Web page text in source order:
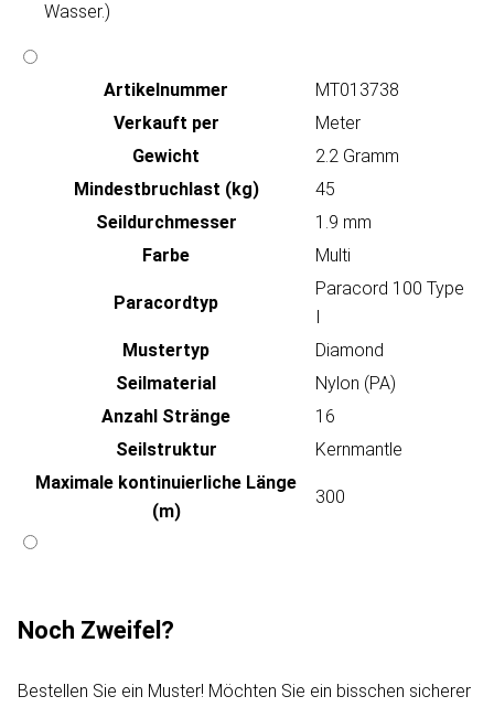
Wasser.)
Artikeln‌ummer
MT013738
Verkauft per
Meter
Gewicht
2.2 Gramm
Mindestbruchlast (kg)
45
Seildurchmesser
1.9 mm
Farbe
Multi
Paracordtyp
Paracord 100 Type
I
Mustertyp
Diamond
Seilmaterial
Nylon (PA)
Anzahl Stränge
16
Seilstruktur
Kernmantle
Maximale kontinuierliche Länge
(m)
300
Noch Zweifel?
Bestellen Sie ein Muster! Möchten Sie ein bisschen sicherer